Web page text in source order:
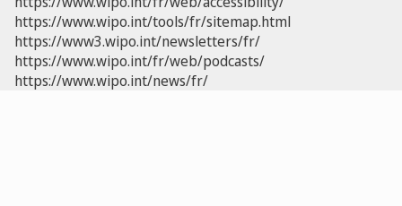
https://www.wipo.int/tools/fr/sitemap.html
https://www3.wipo.int/newsletters/fr/
https://www.wipo.int/fr/web/podcasts/
https://www.wipo.int/news/fr/